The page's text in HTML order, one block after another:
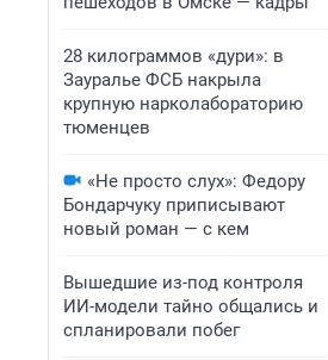
28 килограммов «дури»: в
Зауралье ФСБ накрыла
крупную нарколабораторию
тюменцев
«Не просто слух»: Федору
Бондарчуку приписывают
новый роман — с кем
Вышедшие из-под контроля
ИИ-модели тайно общались и
спланировали побег